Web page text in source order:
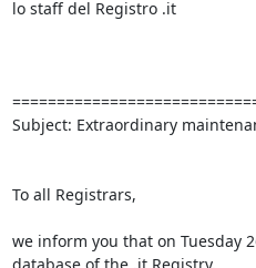
lo staff del Registro .it
Subject: Extraordinary
To all Registrars,
we inform you that on Tuesday
database of the .it Registry.